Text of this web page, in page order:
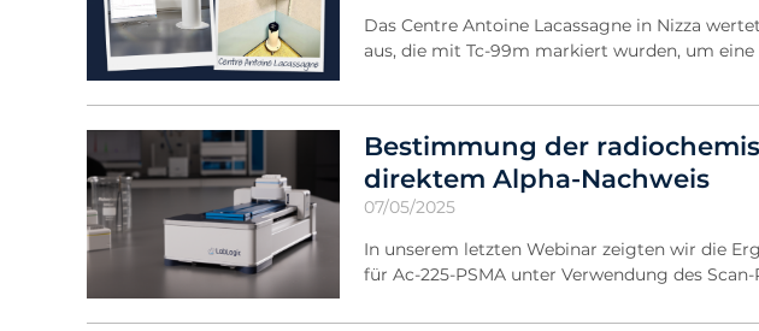
Das Centre Antoine Lacassagne in Nizza
aus, die mit Tc-99m markiert wurden, um
Bestimmung der
direktem Alpha-Nachweis
07/05/2025
In unserem letzten Webinar zeigten wir die
für Ac-225-PSMA unter Verwendung des Scan-